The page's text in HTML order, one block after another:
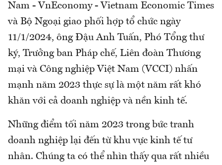
Nam - VnEconomy - Vietnam Economic Times
và Bộ Ngoại giao phối hợp tổ chức ngày
11/1/2024, ông Đậu Anh Tuấn, Phó Tổng thư
ký, Trưởng ban Pháp chế, Liên đoàn Thương
mại và Công nghiệp Việt Nam (VCCI) nhấn
mạnh năm 2023 thực sự là một năm rất khó
khăn với cả doanh nghiệp và nền kinh tế.
Những điểm tối năm 2023 trong bức tranh
doanh nghiệp lại đến từ khu vực kinh tế tư
nhân. Chúng ta có thể nhìn thấy qua rất nhiều